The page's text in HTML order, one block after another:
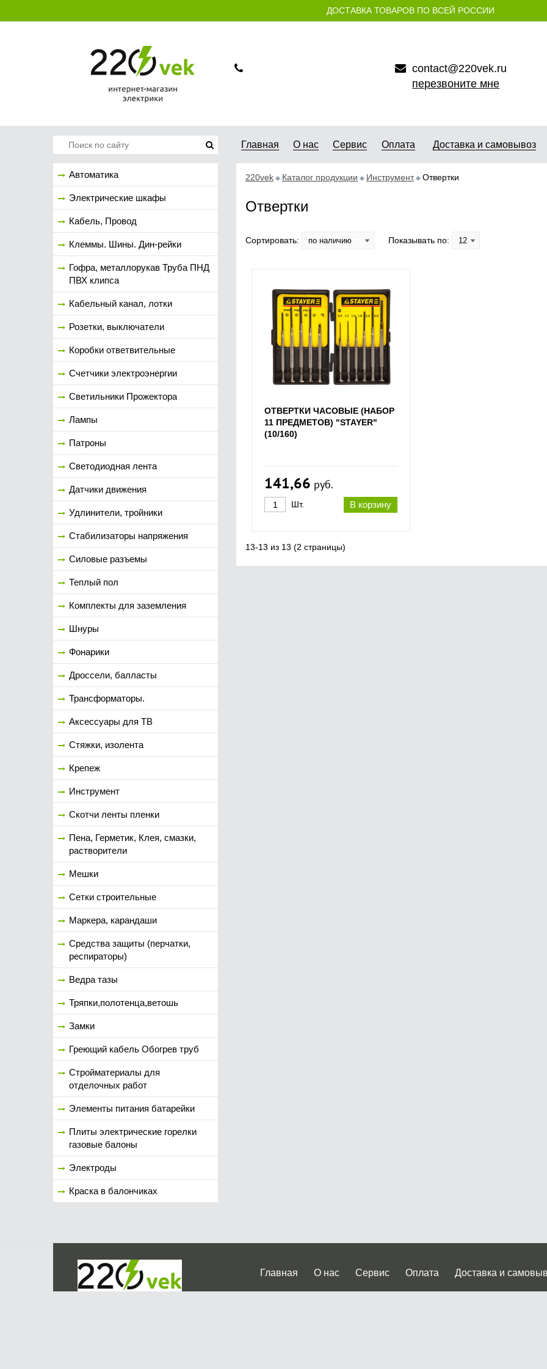
ДОСТАВКА ТОВАРОВ ПО ВСЕЙ РОССИИ
contact@220vek.ru
перезвоните мне
Автоматика
Электрические шкафы
Кабель, Провод
Клеммы. Шины. Дин-рейки
Гофра, металлорукав Труба ПНД
ПВХ клипса
Кабельный канал, лотки
Розетки, выключатели
Коробки ответвительные
Счетчики электроэнергии
Светильники Прожектора
Лампы
Патроны
Светодиодная лента
Датчики движения
Удлинители, тройники
Стабилизаторы напряжения
Силовые разъемы
Теплый пол
Комплекты для заземления
Шнуры
Фонарики
Дроссели, балласты
Трансформаторы.
Аксессуары для ТВ
Стяжки, изолента
Крепеж
Инструмент
Скотчи ленты пленки
Пена, Герметик, Клея, смазки,
растворители
Мешки
Сетки строительные
Маркера, карандаши
Средства защиты (перчатки,
респираторы)
Ведра тазы
Тряпки,полотенца,ветошь
Замки
Греющий кабель Обогрев труб
Стройматериалы для
отделочных работ
Элементы питания батарейки
Плиты электрические горелки
газовые балоны
Электроды
Краска в балончиках
Главная О нас Сервис Оплата Доставка и самовывоз
220vek Каталог продукции Инструмент Отвертки
Отвертки
Сортировать: Показывать по:
ОТВЕРТКИ ЧАСОВЫЕ (НАБОР
11 ПРЕДМЕТОВ) "STAYER"
(10/160)
141,66 руб.
В корзину
Шт.
13-13 из 13 (2 страницы)
Главная О нас Сервис Оплата Доставка и